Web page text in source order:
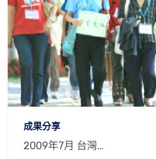
成果分享
2009年7月 台灣...